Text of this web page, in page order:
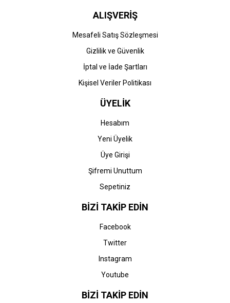
ALIŞVERİŞ
Mesafeli Satış Sözleşmesi
Gizlilik ve Güvenlik
İptal ve İade Şartları
Kişisel Veriler Politikası
ÜYELİK
Hesabım
Yeni Üyelik
Üye Girişi
Şifremi Unuttum
Sepetiniz
BİZİ TAKİP EDİN
Facebook
Twitter
Instagram
Youtube
BİZİ TAKİP EDİN